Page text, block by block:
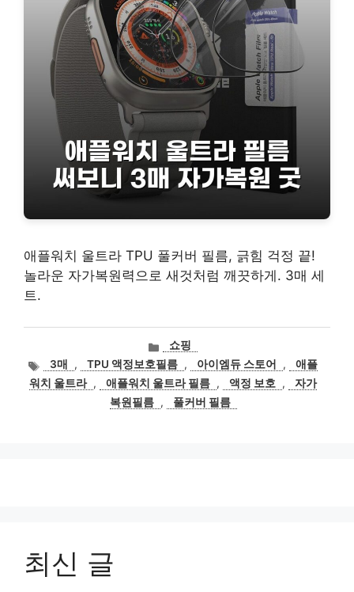
애플워치 울트라 TPU 풀커버 필름, 긁힘 걱정 끝!
놀라운 자가복원력으로 새것처럼 깨끗하게. 3매 세
트.
카
테
고
리
쇼핑
태
그
3매 , TPU 액정보호필름 , 아이엠듀 스토어 ,
애플
워치 울트라 , 애플워치 울트라 필름 , 액정 보호 ,
자가
복원필름 , 풀커버 필름
최신 글